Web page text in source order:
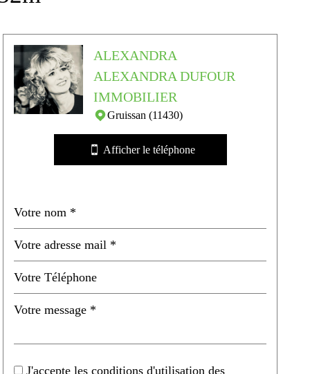
ALEXANDRA
ALEXANDRA DUFOUR
IMMOBILIER
Gruissan (11430)
Afficher le téléphone
J'accepte les conditions d'utilisation des